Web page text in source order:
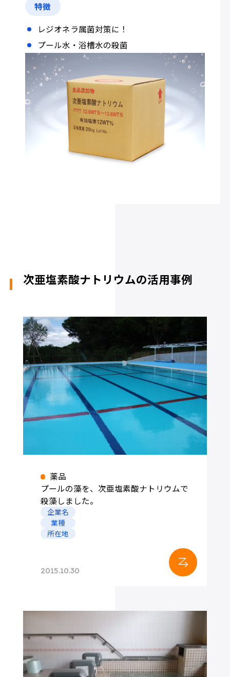
特徴
レジオネラ属菌対策に！
プール水・浴槽水の殺菌
次亜塩素酸ナトリウムの活用事例
薬品
プールの藻を、次亜塩素酸ナトリウムで
殺藻しました。
企業名
業種
所在地
2015.10.30